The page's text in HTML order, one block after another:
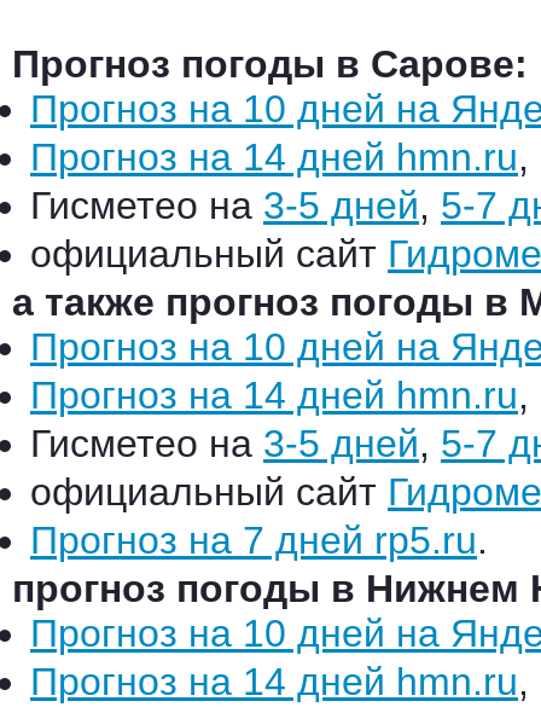
Прогноз погоды в Сарове:
Прогноз на 10 дней на
Прогноз на 14 дней hmn.ru,
Гисметео на 3-5 дней, 5-7
официальный сайт
а также прогноз погоды в
Прогноз на 10 дней на
Прогноз на 14 дней hmn.ru,
Гисметео на 3-5 дней, 5-7
официальный сайт
Прогноз на 7 дней rp5.ru.
прогноз погоды в Нижнем
Прогноз на 10 дней на
Прогноз на 14 дней hmn.ru,